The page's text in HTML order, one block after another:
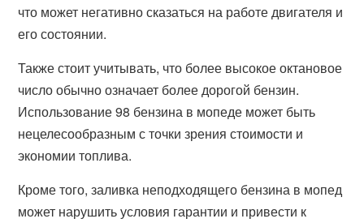
что может негативно сказаться на работе двигателя и
его состоянии.
Также стоит учитывать, что более высокое октановое
число обычно означает более дорогой бензин.
Использование 98 бензина в мопеде может быть
нецелесообразным с точки зрения стоимости и
экономии топлива.
Кроме того, заливка неподходящего бензина в мопед
может нарушить условия гарантии и привести к